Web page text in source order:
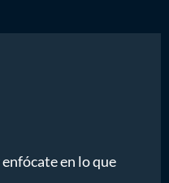
en lo que